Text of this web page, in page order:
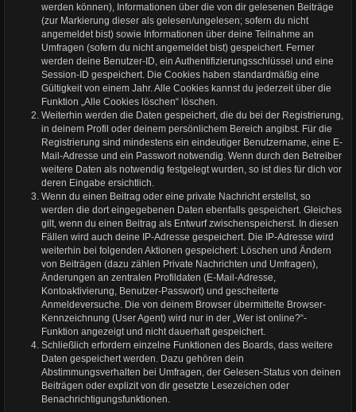
werden können), Informationen über die von dir gelesenen Beiträge
(zur Markierung dieser als gelesen/ungelesen; sofern du nicht
angemeldet bist) sowie Informationen über deine Teilnahme an
Umfragen (sofern du nicht angemeldet bist) gespeichert. Ferner
werden deine Benutzer-ID, ein Authentifizierungsschlüssel und eine
Session-ID gespeichert. Die Cookies haben standardmäßig eine
Gültigkeit von einem Jahr. Alle Cookies kannst du jederzeit über die
Funktion „Alle Cookies löschen“ löschen.
Weiterhin werden die Daten gespeichert, die du bei der Registrierung,
in deinem Profil oder deinem persönlichem Bereich angibst. Für die
Registrierung sind mindestens ein eindeutiger Benutzername, eine E-
Mail-Adresse und ein Passwort notwendig. Wenn durch den Betreiber
weitere Daten als notwendig festgelegt wurden, so ist dies für dich vor
deren Eingabe ersichtlich.
Wenn du einen Beitrag oder eine private Nachricht erstellst, so
werden die dort eingegebenen Daten ebenfalls gespeichert. Gleiches
gilt, wenn du einen Beitrag als Entwurf zwischenspeicherst. In diesen
Fällen wird auch deine IP-Adresse gespeichert. Die IP-Adresse wird
weiterhin bei folgenden Aktionen gespeichert: Löschen und Ändern
von Beiträgen (dazu zählen Private Nachrichten und Umfragen),
Änderungen an zentralen Profildaten (E-Mail-Adresse,
Kontoaktivierung, Benutzer-Passwort) und gescheiterte
Anmeldeversuche. Die von deinem Browser übermittelte Browser-
Kennzeichnung (User Agent) wird nur in der „Wer ist online?“-
Funktion angezeigt und nicht dauerhaft gespeichert.
Schließlich erfordern einzelne Funktionen des Boards, dass weitere
Daten gespeichert werden. Dazu gehören dein
Abstimmungsverhalten bei Umfragen, der Gelesen-Status von deinen
Beiträgen oder explizit von dir gesetzte Lesezeichen oder
Benachrichtigungsfunktionen.